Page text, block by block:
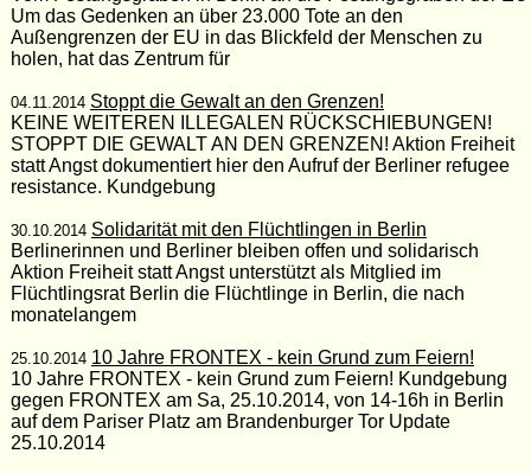
Um das Gedenken an über 23.000 Tote an den
Außengrenzen der EU in das Blickfeld der Menschen zu
holen, hat das Zentrum für
04.11.2014 Stoppt die Gewalt an den Grenzen!
KEINE WEITEREN ILLEGALEN RÜCKSCHIEBUNGEN!
STOPPT DIE GEWALT AN DEN GRENZEN! Aktion Freiheit
statt Angst dokumentiert hier den Aufruf der Berliner refugee
resistance. Kundgebung
30.10.2014 Solidarität mit den Flüchtlingen in Berlin
Berlinerinnen und Berliner bleiben offen und solidarisch
Aktion Freiheit statt Angst unterstützt als Mitglied im
Flüchtlingsrat Berlin die Flüchtlinge in Berlin, die nach
monatelangem
25.10.2014 10 Jahre FRONTEX - kein Grund zum Feiern!
10 Jahre FRONTEX - kein Grund zum Feiern! Kundgebung
gegen FRONTEX am Sa, 25.10.2014, von 14-16h in Berlin
auf dem Pariser Platz am Brandenburger Tor Update
25.10.2014